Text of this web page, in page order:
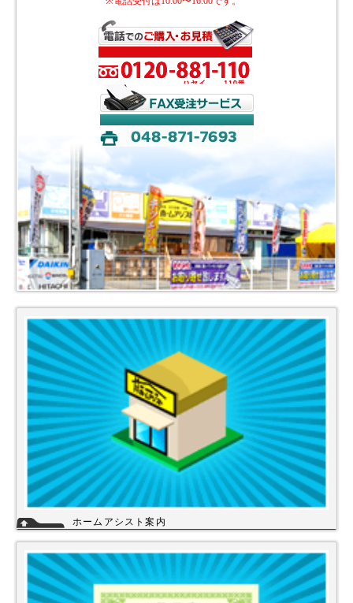
ホームアシスト案内
ホームアシストからお客様のご注文頂いた住宅設備機器は品質管理され発
送させて頂いております。